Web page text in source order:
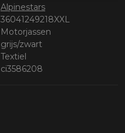
Alpinestars
36041249218XXL
Motorjassen
grijs/zwart
Textiel
ci3586208